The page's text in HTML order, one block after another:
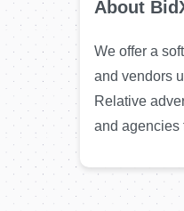
About
We offer a
and vendors
Relative
and agencies